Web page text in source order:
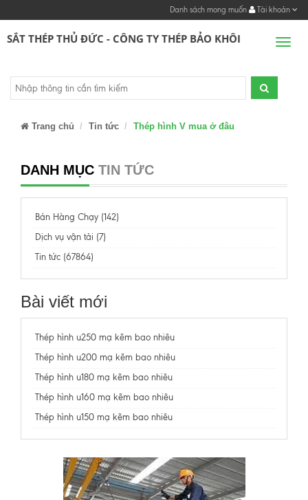
Danh sách mong muốn Tài khoản
SẮT THÉP THỦ ĐỨC - CÔNG TY THÉP BẢO KHÔI
Trang chủ Tin tức Thép hình V mua ở đâu
DANH MỤC TIN TỨC
Bán Hàng Chạy (142)
Dịch vụ vận tải (7)
Tin tức (67864)
Bài viết mới
Thép hình u250 mạ kẽm bao nhiêu
Thép hình u200 mạ kẽm bao nhiêu
Thép hình u180 mạ kẽm bao nhiêu
Thép hình u160 mạ kẽm bao nhiêu
Thép hình u150 mạ kẽm bao nhiêu